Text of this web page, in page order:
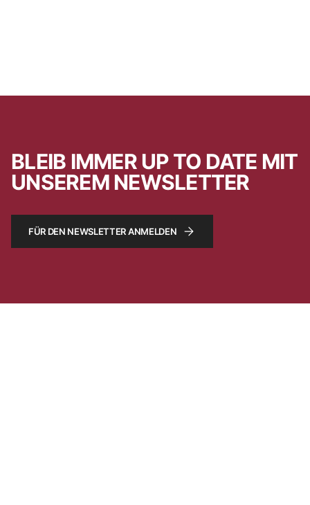
BLEIB IMMER UP TO DATE MIT
UNSEREM NEWSLETTER
FÜR DEN NEWSLETTER ANMELDEN